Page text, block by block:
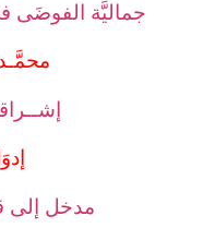
جماليَّة الفوضَى
مدخل إلى